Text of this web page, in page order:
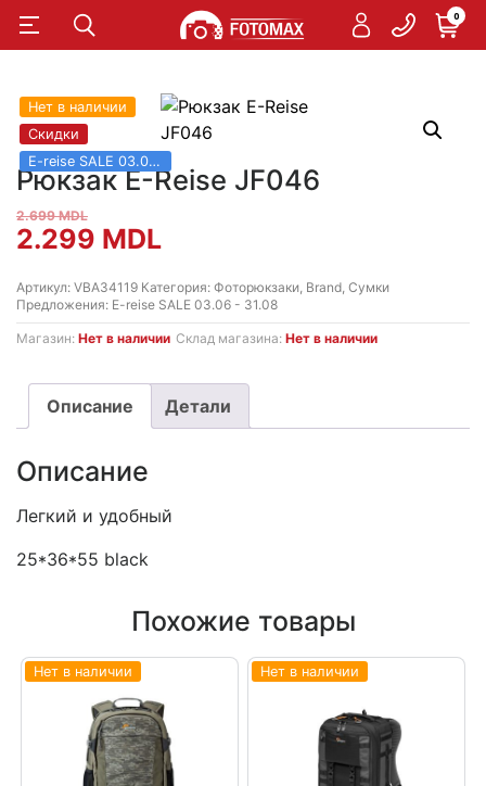
0
Нет в наличии
Скидки
E-reise SALE 03.06 - 31.08
Рюкзак E-Reise JF046
2.699MDL
Первоначальная
цена
составляла
2.299 MDLТекущая
цена:
2.299 MDL.
Артикул: VBA34119 Категория: Фоторюкзаки, Brand, Сумки
Предложения: E-reise SALE 03.06 - 31.08
Магазин: Нет в наличии Склад магазина: Нет в наличии
Описание Детали
Описание
Легкий и удобный
25*36*55 black
Похожие товары
Нет в наличии Нет в наличии